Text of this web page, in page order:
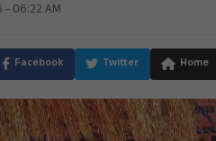
- 06:22 AM
Facebook Twitter Home